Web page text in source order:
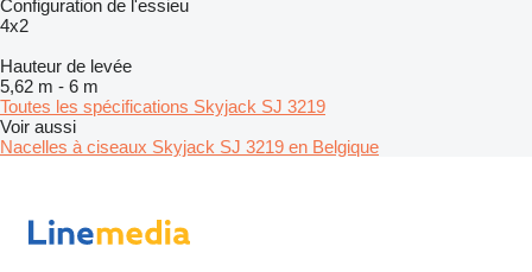
Configuration de l'essieu
4x2
Hauteur de levée
5,62 m - 6 m
Toutes les spécifications Skyjack SJ 3219
Voir aussi
Nacelles à ciseaux Skyjack SJ 3219 en Belgique